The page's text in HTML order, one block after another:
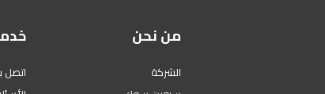
من نحن
الشركة
اتصل